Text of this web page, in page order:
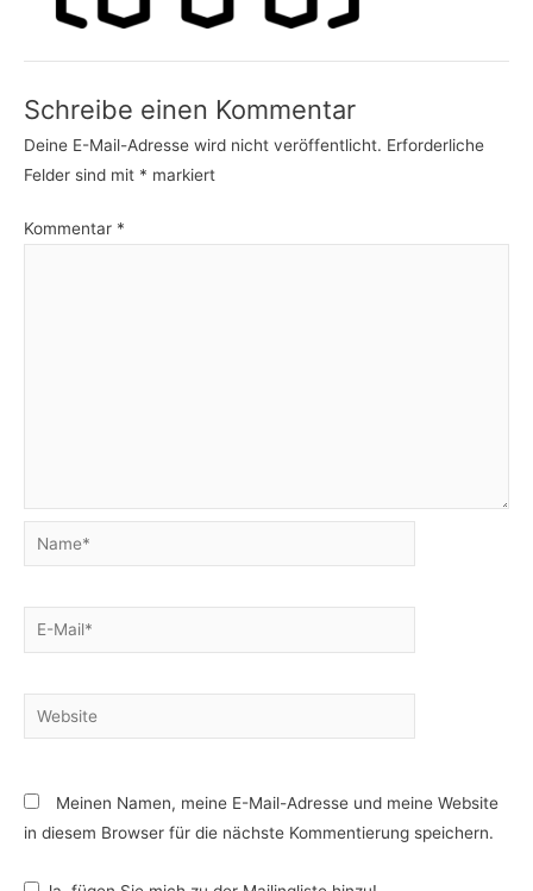
Schreibe einen Kommentar
Deine E-Mail-Adresse wird nicht veröffentlicht. Erforderliche
Felder sind mit * markiert
Kommentar *
Name*
E-
Mail*
Website
Meinen Namen, meine E-Mail-Adresse und meine Website
in diesem Browser für die nächste Kommentierung speichern.